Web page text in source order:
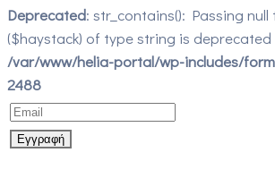
Deprecated: str_contains(): Passing
($haystack) of type string is deprecated
/var/www/helia-portal/wp-includes/
2488